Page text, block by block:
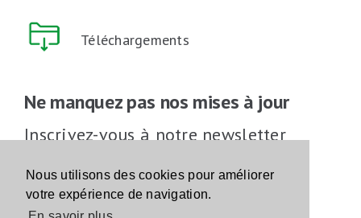
Nous utilisons des cookies pour améliorer
votre expérience de navigation.
Téléchargements
Ne manquez pas nos mises à jour
Inscrivez-vous à notre newsletter
Inscrivez-vous